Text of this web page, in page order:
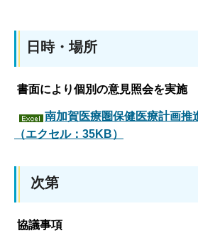
日時・場所
書面により個別の意見照会を実施
南加賀医療圏保健医療計画推
（エクセル：35KB）
次第
協議事項